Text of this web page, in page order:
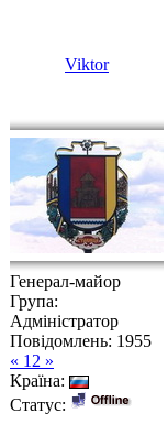
Viktor
Генерал-майор
Група:
Адміністратор
Повідомлень: 1955
« 12 »
Країна:
Статус: